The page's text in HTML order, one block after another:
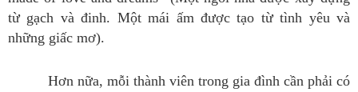
từ gạch và đinh. Một mái ấm được tạo từ tình yêu và
những giấc mơ).
Hơn nữa, mỗi thành viên trong gia đình cần phải có